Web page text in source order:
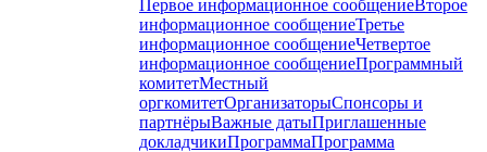
Первое информационное сообщениеВторое
информационное сообщениеТретье
информационное сообщениеЧетвертое
информационное сообщениеПрограммный
комитетМестный
оргкомитетОрганизаторыСпонсоры и
партнёрыВажные датыПриглашенные
докладчикиПрограммаПрограмма